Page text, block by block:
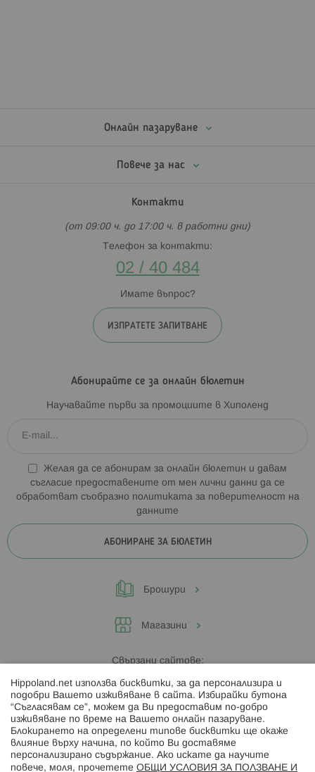
Онлайн пазаруване
Повече за нас
Контакти
(от 09:00 ч. до 17:00 ч. в работни дни)
Телефон за контакти:
02 / 40 484
Имате въпрос?
ИЗПРАТЕТЕ ЗАПИТВАНЕ
Абонирайте се за онлайн бюлетин
Научавайте първи за промоциите в Хиполенд
Желая да се абонирам за онлайн бюлетин и давам
съгласие предоставените от мен лични данни да се
обработват съобразно политиката за поверителност на
данните
АБОНИРАНЕ ЗА БЮЛЕТИН
Брошури
Магазини
Свързани сайтове:
Hippoland.ro
Последвайте ни:
Hippoland.net използва бисквитки, за да персонализира и
подобри Вашето изживяване в сайта. Избирайки бутона
“Съгласявам се”, можем да Ви предоставим по-добро
изживяване по време на Вашето онлайн пазаруване.
Блокирането на определени типове бисквитки ще окаже
влияние върху начина, по който Ви доставяме
персонализирано съдържание. Ако искате да научите
повече, моля, прочетете ОБЩИ УСЛОВИЯ ЗА ПОЛЗВАНЕ И